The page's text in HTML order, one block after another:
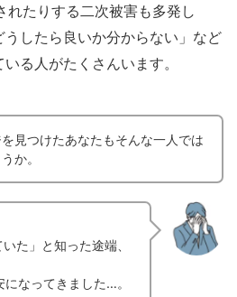
れたりする二次被害も多発し
うしたら良いか分からない」など
る人がたくさんいます。
見つけたあなたもそんな一人では
か。
た」と知った途端、
なってきました…。